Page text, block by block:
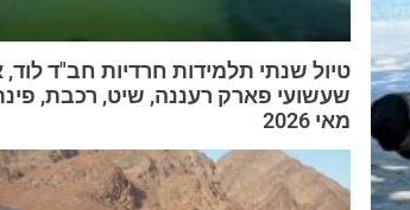
טיול שנתי תלמידות חרדיות חב"ד לוד,
שעשועי פארק רעננה, שיט, רכבת,
מאי 2026